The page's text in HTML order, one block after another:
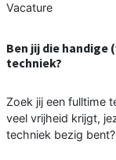
Vacature
Ben jij die handige
techniek?
Zoek jij een fulltime
veel vrijheid krijgt,
techniek bezig